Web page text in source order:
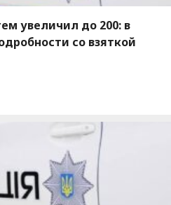
увеличил до 200: в
со взяткой